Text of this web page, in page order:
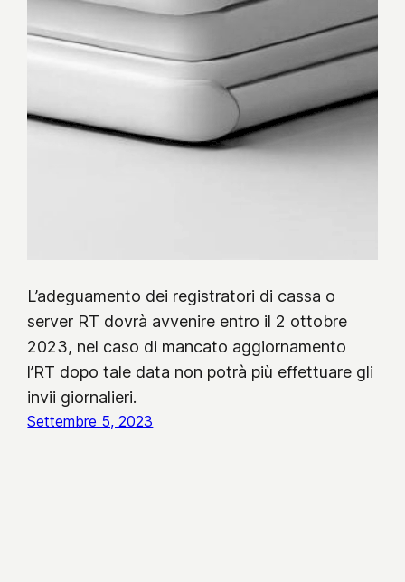
L’adeguamento dei registratori di cassa o
server RT dovrà avvenire entro il 2 ottobre
2023, nel caso di mancato aggiornamento
l’RT dopo tale data non potrà più effettuare gli
invii giornalieri.
Settembre 5, 2023